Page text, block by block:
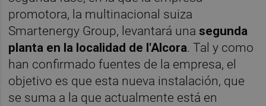
promotora, la multinacional suiza
Smartenergy Group, levantará unasegunda
planta en la localidad de l'Alcora. Tal y como
han confirmado fuentes de la empresa, el
objetivo es que esta nueva instalación, que
se suma a la que actualmente está en